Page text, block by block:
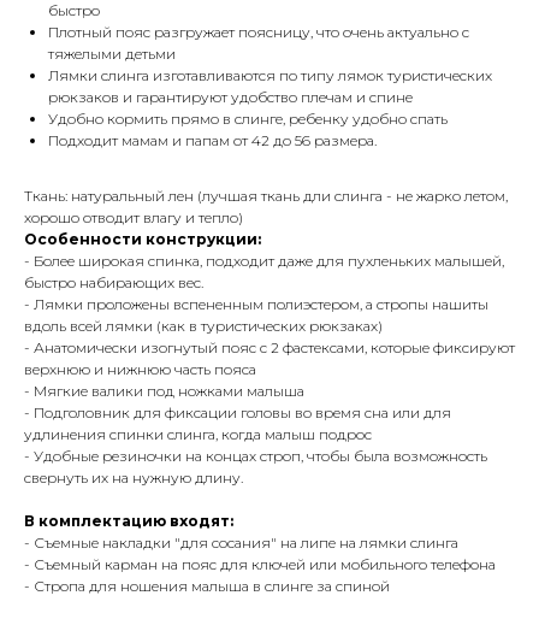
быстро
Плотный пояс разгружает поясницу, что очень актуально с
тяжелыми детьми
Лямки слинга изготавливаются по типу лямок туристических
рюкзаков и гарантируют удобство плечам и спине
Удобно кормить прямо в слинге, ребенку удобно спать
Подходит мамам и папам от 42 до 56 размера.
Ткань: натуральный лен (лучшая ткань дли слинга - не жарко летом,
хорошо отводит влагу и тепло)
Особенности конструкции:
- Более широкая спинка, подходит даже для пухленьких малышей,
быстро набирающих вес.
- Лямки проложены вспененным полиэстером, а стропы нашиты
вдоль всей лямки (как в туристических рюкзаках)
- Анатомически изогнутый пояс с 2 фастексами, которые фиксируют
верхнюю и нижнюю часть пояса
- Мягкие валики под ножками малыша
- Подголовник для фиксации головы во время сна или для
удлинения спинки слинга, когда малыш подрос
- Удобные резиночки на концах строп, чтобы была возможность
свернуть их на нужную длину.
В комплектацию входят:
- Съемные накладки "для сосания" на липе на лямки слинга
- Съемный карман на пояс для ключей или мобильного телефона
- Стропа для ношения малыша в слинге за спиной